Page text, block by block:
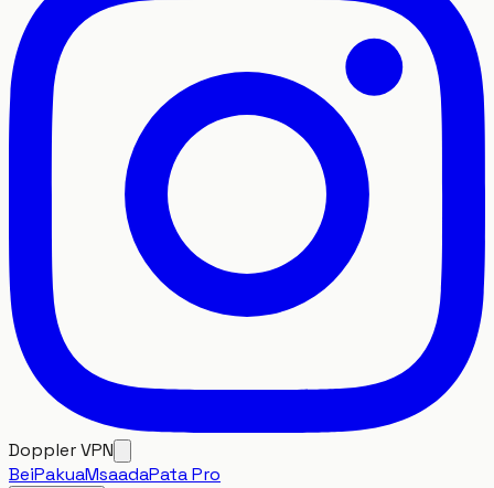
Doppler VPN
BeiPakuaMsaadaPata Pro